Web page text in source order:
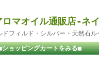
マオイル通販店-ネ
フィルド・シルバー・天然石
ショッピングカートをみる■ ｜